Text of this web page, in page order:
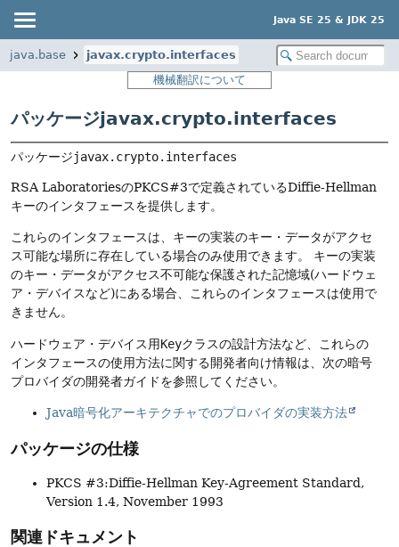
Java SE 25 & JDK 25
java.base
javax.crypto.interfaces
機械翻訳について
パッケージjavax.crypto.interfaces
パッケージjavax.crypto.interfaces
RSA LaboratoriesのPKCS#3で定義されているDiffie-Hellman
キーのインタフェースを提供します。
これらのインタフェースは、キーの実装のキー・データがアクセ
ス可能な場所に存在している場合のみ使用できます。
キーの実装
のキー・データがアクセス不可能な保護された記憶域(ハードウェ
ア・デバイスなど)にある場合、これらのインタフェースは使用で
きません。
ハードウェア・デバイス用Keyクラスの設計方法など、これらの
インタフェースの使用方法に関する開発者向け情報は、次の暗号
プロバイダの開発者ガイドを参照してください。
Java暗号化アーキテクチャでのプロバイダの実装方法
パッケージの仕様
PKCS #3:Diffie-Hellman Key-Agreement Standard,
Version 1.4, November 1993
関連ドキュメント